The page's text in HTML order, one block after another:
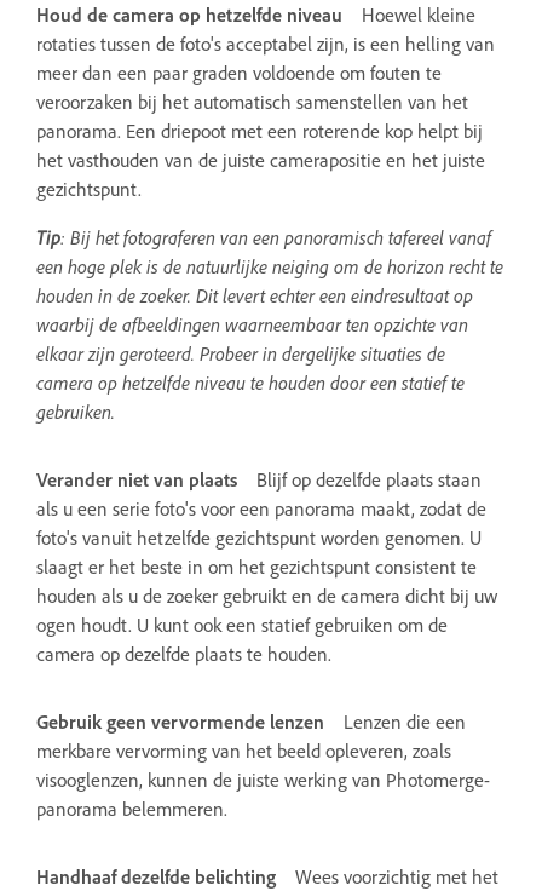
Houd de camera op hetzelfde niveau
Hoewel kleine
rotaties tussen de foto's acceptabel zijn, is een helling van
meer dan een paar graden voldoende om fouten te
veroorzaken bij het automatisch samenstellen van het
panorama. Een driepoot met een roterende kop helpt bij
het vasthouden van de juiste camerapositie en het juiste
gezichtspunt.
Tip: Bij het fotograferen van een panoramisch tafereel vanaf
een hoge plek is de natuurlijke neiging om de horizon recht te
houden in de zoeker. Dit levert echter een eindresultaat op
waarbij de afbeeldingen waarneembaar ten opzichte van
elkaar zijn geroteerd. Probeer in dergelijke situaties de
camera op hetzelfde niveau te houden door een statief te
gebruiken.
Verander niet van plaats
Blijf op dezelfde plaats staan
als u een serie foto's voor een panorama maakt, zodat de
foto's vanuit hetzelfde gezichtspunt worden genomen. U
slaagt er het beste in om het gezichtspunt consistent te
houden als u de zoeker gebruikt en de camera dicht bij uw
ogen houdt. U kunt ook een statief gebruiken om de
camera op dezelfde plaats te houden.
Gebruik geen vervormende lenzen
Lenzen die een
merkbare vervorming van het beeld opleveren, zoals
visooglenzen, kunnen de juiste werking van Photomerge-
panorama belemmeren.
Handhaaf dezelfde belichting
Wees voorzichtig met het